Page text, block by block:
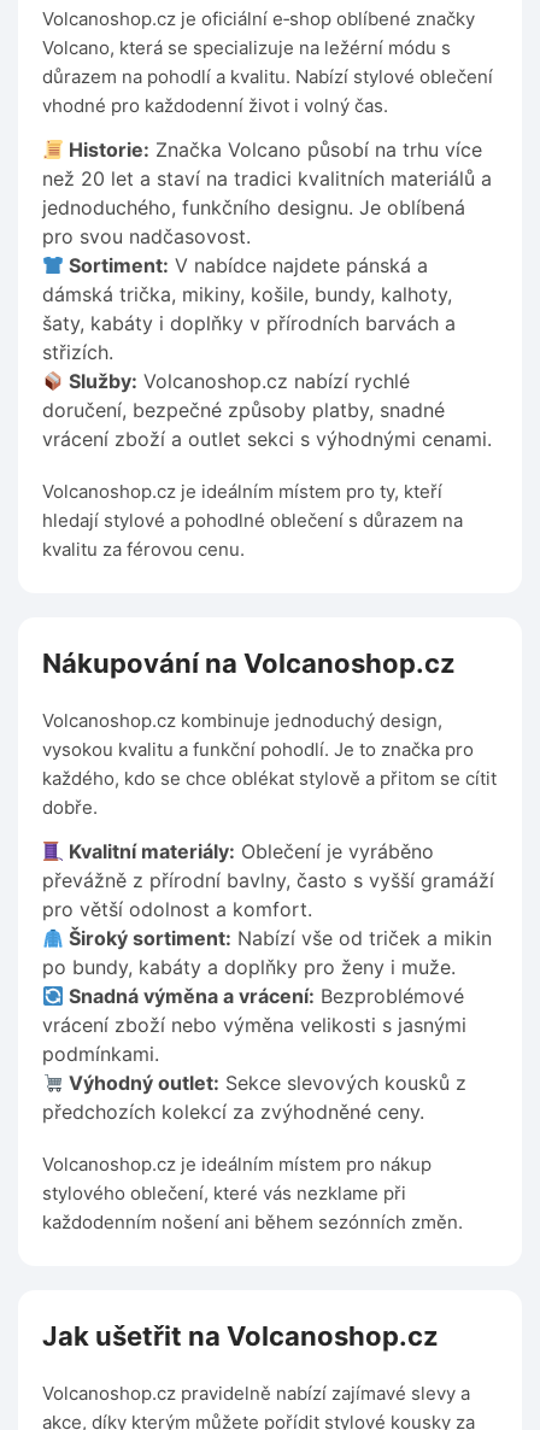
Volcanoshop.cz je oficiální e‑shop oblíbené značky
Volcano, která se specializuje na ležérní módu s
důrazem na pohodlí a kvalitu. Nabízí stylové oblečení
vhodné pro každodenní život i volný čas.
Historie: Značka Volcano působí na trhu více
než 20 let a staví na tradici kvalitních materiálů a
jednoduchého, funkčního designu. Je oblíbená
pro svou nadčasovost.
Sortiment: V nabídce najdete pánská a
dámská trička, mikiny, košile, bundy, kalhoty,
šaty, kabáty i doplňky v přírodních barvách a
střizích.
Služby: Volcanoshop.cz nabízí rychlé
doručení, bezpečné způsoby platby, snadné
vrácení zboží a outlet sekci s výhodnými cenami.
Volcanoshop.cz je ideálním místem pro ty, kteří
hledají stylové a pohodlné oblečení s důrazem na
kvalitu za férovou cenu.
Nákupování na Volcanoshop.cz
Volcanoshop.cz kombinuje jednoduchý design,
vysokou kvalitu a funkční pohodlí. Je to značka pro
každého, kdo se chce oblékat stylově a přitom se cítit
dobře.
Kvalitní materiály: Oblečení je vyráběno
převážně z přírodní bavlny, často s vyšší gramáží
pro větší odolnost a komfort.
Široký sortiment: Nabízí vše od triček a mikin
po bundy, kabáty a doplňky pro ženy i muže.
Snadná výměna a vrácení: Bezproblémové
vrácení zboží nebo výměna velikosti s jasnými
podmínkami.
Výhodný outlet: Sekce slevových kousků z
předchozích kolekcí za zvýhodněné ceny.
Volcanoshop.cz je ideálním místem pro nákup
stylového oblečení, které vás nezklame při
každodenním nošení ani během sezónních změn.
Jak ušetřit na Volcanoshop.cz
Volcanoshop.cz pravidelně nabízí zajímavé slevy a
akce, díky kterým můžete pořídit stylové kousky za